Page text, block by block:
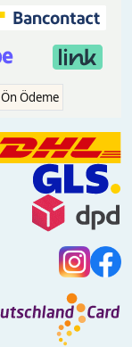
Ön Ödeme